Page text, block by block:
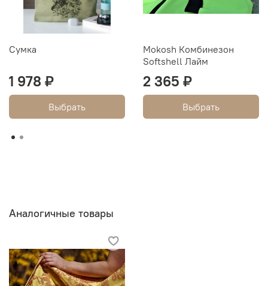
Сумка
1 978 ₽
Выбрать
Mokosh Комбинезон
Softshell Лайм
2 365 ₽
Выбрать
Аналогичные товары